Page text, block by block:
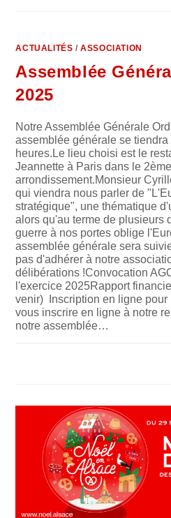
BILGER
ACTUALITÉS /ASSOCIATION
Assemblée
2025
Notre Assemblée Générale
assemblée générale se
heures.Le lieu choisi est le
Jeannette à Paris dans le 2ème
arrondissement.Monsieur
qui viendra nous parler de
stratégique", une thématique
alors qu'au terme de plusieurs
guerre à nos portes oblige
assemblée générale sera
pas d'adhérer à notre
délibérations !Convocation
l'exercice 2025Rapport
venir) Inscription en ligne pour
vous inscrire en ligne à notre
notre assemblée…